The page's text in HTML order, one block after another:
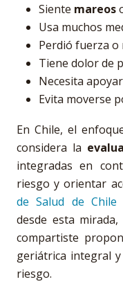
Siente mareos
Usa muchos
Perdió fuerza o
Tiene dolor de
Necesita
Evita moverse
En Chile, el
considera la
integradas en
riesgo y orientar
de Salud de Chile
desde esta
compartiste
geriátrica integral
riesgo.